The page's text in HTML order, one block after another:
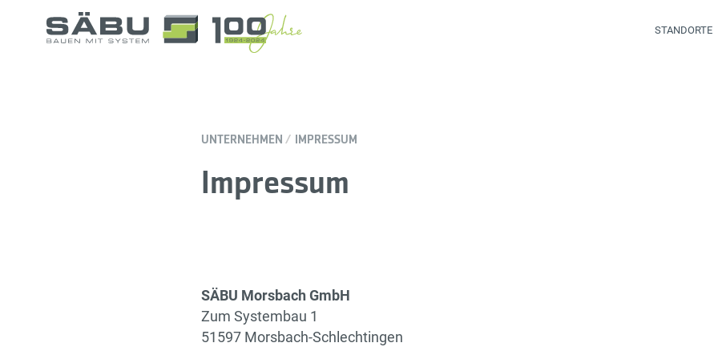
STANDORTE
UNTERNEHMEN IMPRESSUM
Impressum
SÄBU Morsbach GmbH
Zum Systembau 1
51597 Morsbach-Schlechtingen